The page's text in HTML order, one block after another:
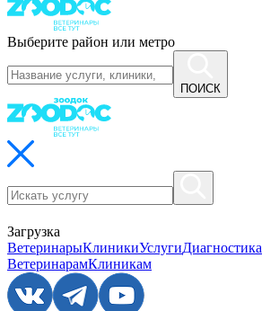
Выберите район или метро
ПОИСК
Загрузка
ВетеринарыКлиникиУслугиДиагностика
ВетеринарамКлиникам